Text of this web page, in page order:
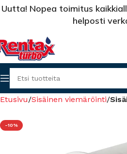
Uutta! Nopea toimitus
helposti
Etusivu Sisäinen viemäröinti
-10%